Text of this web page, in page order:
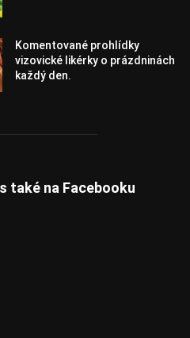
Komentované prohlídky
vizovické likérky o prázdninách
každý den.
také na Facebooku